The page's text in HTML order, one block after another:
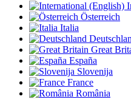
Österreich
Italia
Great
España
Slovenija
France
România